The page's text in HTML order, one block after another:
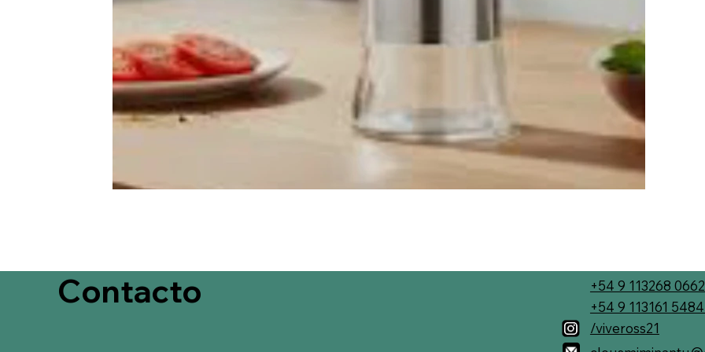
+54 9 113268 0662
+54 9 113161
/viveross21
Contacto